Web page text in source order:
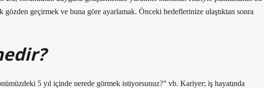
gözden geçirmek ve buna göre ayarlamak. Önceki hedeflerinize ulaştıktan sonra
5 yıl içinde nerede görmek istiyorsunuz?” vb. Kariyer; iş hayatında